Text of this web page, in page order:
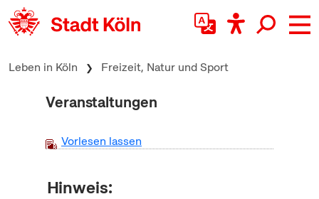
zum Inhalt springen
Leben in Köln Freizeit, Natur und Sport
Veranstaltungen
Vorlesen lassen
Hinweis: